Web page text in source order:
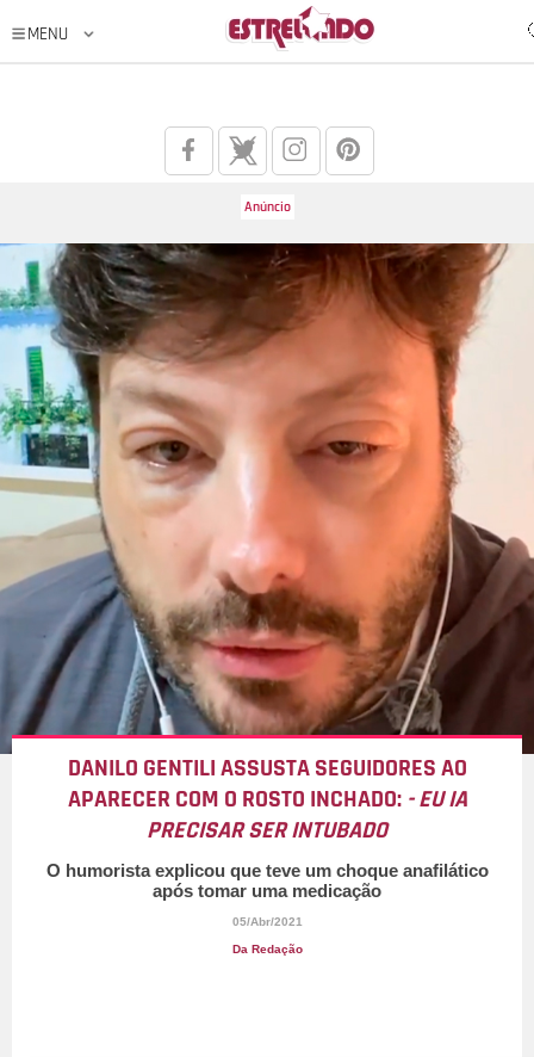
DANILO GENTILI ASSUSTA SEGUIDORES AO
APARECER COM O ROSTO INCHADO: - EU IA
PRECISAR SER INTUBADO
O humorista explicou que teve um choque anafilático
após tomar uma medicação
05/Abr/2021
Da Redação